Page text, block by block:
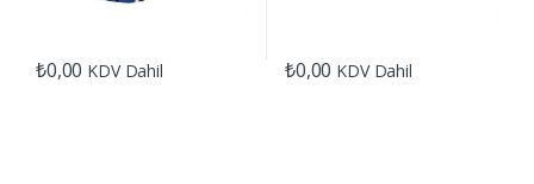
₺0,00 KDV Dahil ₺0,00 KDV Dahil